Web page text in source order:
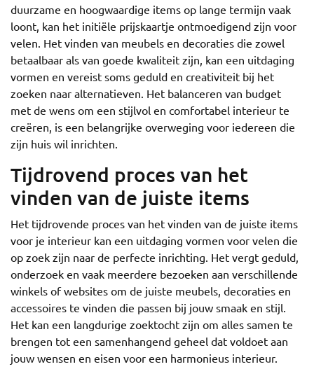
duurzame en hoogwaardige items op lange termijn vaak
loont, kan het initiële prijskaartje ontmoedigend zijn voor
velen. Het vinden van meubels en decoraties die zowel
betaalbaar als van goede kwaliteit zijn, kan een uitdaging
vormen en vereist soms geduld en creativiteit bij het
zoeken naar alternatieven. Het balanceren van budget
met de wens om een stijlvol en comfortabel interieur te
creëren, is een belangrijke overweging voor iedereen die
zijn huis wil inrichten.
Tijdrovend proces van het
vinden van de juiste items
Het tijdrovende proces van het vinden van de juiste items
voor je interieur kan een uitdaging vormen voor velen die
op zoek zijn naar de perfecte inrichting. Het vergt geduld,
onderzoek en vaak meerdere bezoeken aan verschillende
winkels of websites om de juiste meubels, decoraties en
accessoires te vinden die passen bij jouw smaak en stijl.
Het kan een langdurige zoektocht zijn om alles samen te
brengen tot een samenhangend geheel dat voldoet aan
jouw wensen en eisen voor een harmonieus interieur.